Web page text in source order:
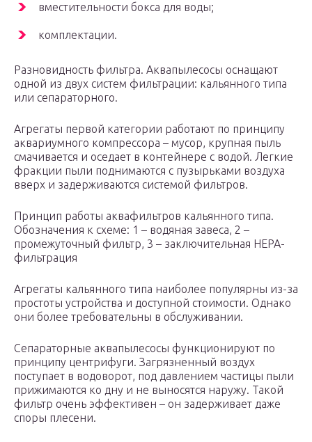
вместительности бокса для воды;
комплектации.
Разновидность фильтра. Аквапылесосы оснащают
одной из двух систем фильтрации: кальянного типа
или сепараторного.
Агрегаты первой категории работают по принципу
аквариумного компрессора – мусор, крупная пыль
смачивается и оседает в контейнере с водой. Легкие
фракции пыли поднимаются с пузырьками воздуха
вверх и задерживаются системой фильтров.
Принцип работы аквафильтров кальянного типа.
Обозначения к схеме: 1 – водяная завеса, 2 –
промежуточный фильтр, 3 – заключительная HEPA-
фильтрация
Агрегаты кальянного типа наиболее популярны из-за
простоты устройства и доступной стоимости. Однако
они более требовательны в обслуживании.
Сепараторные аквапылесосы функционируют по
принципу центрифуги. Загрязненный воздух
поступает в водоворот, под давлением частицы пыли
прижимаются ко дну и не выносятся наружу. Такой
фильтр очень эффективен – он задерживает даже
споры плесени.